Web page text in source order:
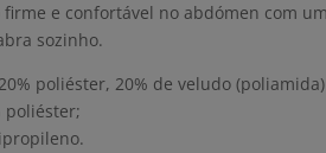
firme e confortável no abdómen com
sozinho.
poliéster, 20% de veludo
poliéster;